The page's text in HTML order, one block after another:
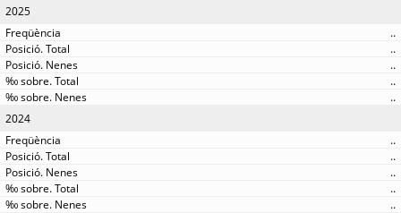
2025
..
..
..
..
..
2024
..
..
..
..
..